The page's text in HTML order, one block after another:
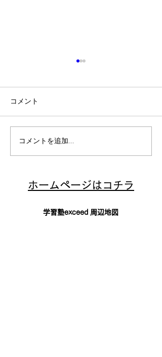
コメント
コメントを追加…
​ホームページはコチラ
学習塾exceed 周辺地図